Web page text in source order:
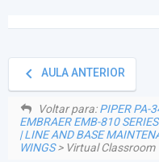
keyboard_arrow_left AULA ANTERIOR
Voltar para:PIPER PA-
EMBRAER EMB-810
| LINE AND BASE
WINGS> Virtual Classroom